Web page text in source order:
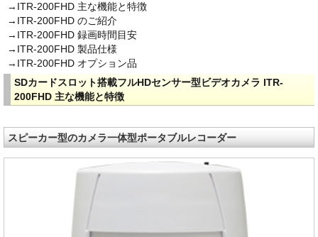
→ITR-200FHD 主な機能と特徴
→ITR-200FHD のご紹介
→ITR-200FHD 録画時間目安
→ITR-200FHD 製品仕様
→ITR-200FHD オプション品
SDカードスロット搭載フルHDセンサー型ビデオカメラ ITR-
200FHD 主な機能と特徴
スピーカー型のカメラ一体型ポータブルレコーダー